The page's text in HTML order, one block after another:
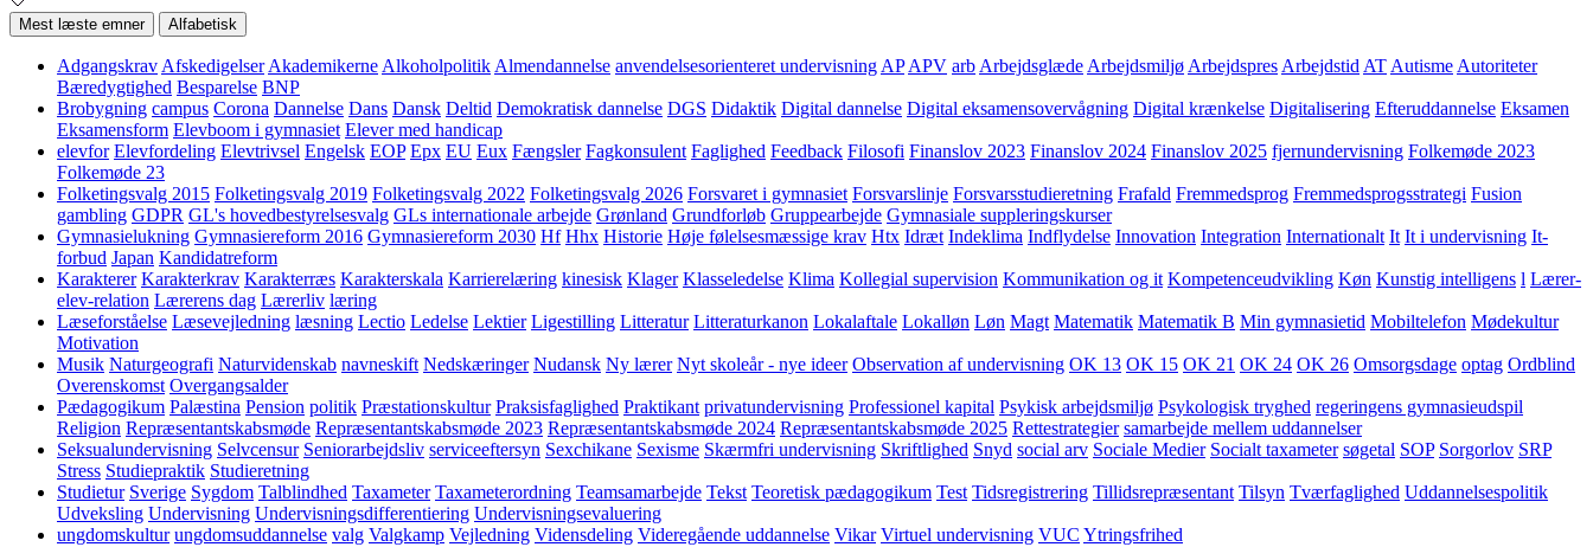
Mest læste emner Alfabetisk
Adgangskrav Afskedigelser Akademikerne Alkoholpolitik Almendannelse anvendelsesorienteret undervisning AP APV arb Arbejdsglæde Arbejdsmiljø Arbejdspres Arbejdstid AT Autisme Autoriteter
Bæredygtighed Besparelse BNP
Brobygning campus Corona Dannelse Dans Dansk Deltid Demokratisk dannelse DGS Didaktik Digital dannelse Digital eksamensovervågning Digital krænkelse Digitalisering Efteruddannelse Eksamen
Eksamensform Elevboom i gymnasiet Elever med handicap
elevfor Elevfordeling Elevtrivsel Engelsk EOP Epx EU Eux Fængsler Fagkonsulent Faglighed Feedback Filosofi Finanslov 2023 Finanslov 2024 Finanslov 2025 fjernundervisning Folkemøde 2023
Folkemøde 23
Folketingsvalg 2015 Folketingsvalg 2019 Folketingsvalg 2022 Folketingsvalg 2026 Forsvaret i gymnasiet Forsvarslinje Forsvarsstudieretning Frafald Fremmedsprog Fremmedsprogsstrategi Fusion
gambling GDPR GL's hovedbestyrelsesvalg GLs internationale arbejde Grønland Grundforløb Gruppearbejde Gymnasiale suppleringskurser
Gymnasielukning Gymnasiereform 2016 Gymnasiereform 2030 Hf Hhx Historie Høje følelsesmæssige krav Htx Idræt Indeklima Indflydelse Innovation Integration Internationalt It It i undervisning It-
forbud Japan Kandidatreform
Karakterer Karakterkrav Karakterræs Karakterskala Karrierelæring kinesisk Klager Klasseledelse Klima Kollegial supervision Kommunikation og it Kompetenceudvikling Køn Kunstig intelligens l Lærer-
elev-relation Lærerens dag Lærerliv læring
Læseforståelse Læsevejledning læsning Lectio Ledelse Lektier Ligestilling Litteratur Litteraturkanon Lokalaftale Lokalløn Løn Magt Matematik Matematik B Min gymnasietid Mobiltelefon Mødekultur
Motivation
Musik Naturgeografi Naturvidenskab navneskift Nedskæringer Nudansk Ny lærer Nyt skoleår - nye ideer Observation af undervisning OK 13 OK 15 OK 21 OK 24 OK 26 Omsorgsdage optag Ordblind
Overenskomst Overgangsalder
Pædagogikum Palæstina Pension politik Præstationskultur Praksisfaglighed Praktikant privatundervisning Professionel kapital Psykisk arbejdsmiljø Psykologisk tryghed regeringens gymnasieudspil
Religion Repræsentantskabsmøde Repræsentantskabsmøde 2023 Repræsentantskabsmøde 2024 Repræsentantskabsmøde 2025 Rettestrategier samarbejde mellem uddannelser
Seksualundervisning Selvcensur Seniorarbejdsliv serviceeftersyn Sexchikane Sexisme Skærmfri undervisning Skriftlighed Snyd social arv Sociale Medier Socialt taxameter søgetal SOP Sorgorlov SRP
Stress Studiepraktik Studieretning
Studietur Sverige Sygdom Talblindhed Taxameter Taxameterordning Teamsamarbejde Tekst Teoretisk pædagogikum Test Tidsregistrering Tillidsrepræsentant Tilsyn Tværfaglighed Uddannelsespolitik
Udveksling Undervisning Undervisningsdifferentiering Undervisningsevaluering
ungdomskultur ungdomsuddannelse valg Valgkamp Vejledning Vidensdeling Videregående uddannelse Vikar Virtuel undervisning VUC Ytringsfrihed